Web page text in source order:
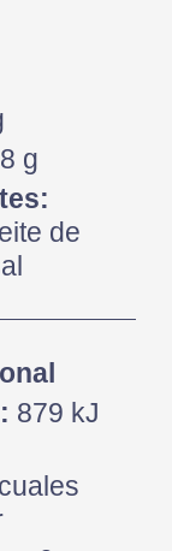
g
de
879 kJ